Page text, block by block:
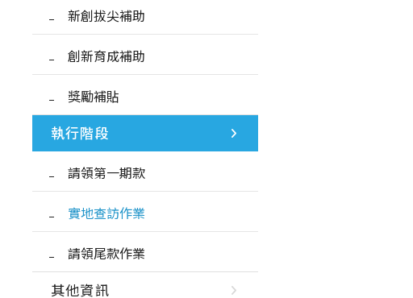
新創拔尖補助
創新育成補助
獎勵補貼
執行階段
請領第一期款
實地查訪作業
請領尾款作業
其他資訊